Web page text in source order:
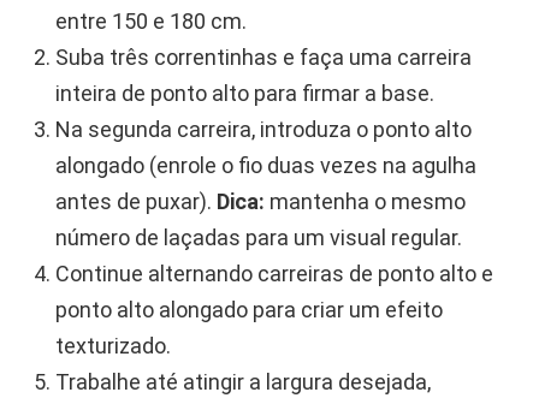
entre 150 e 180 cm.
Suba três correntinhas e faça uma carreira
inteira de ponto alto para firmar a base.
Na segunda carreira, introduza o ponto alto
alongado (enrole o fio duas vezes na agulha
antes de puxar). Dica: mantenha o mesmo
número de laçadas para um visual regular.
Continue alternando carreiras de ponto alto e
ponto alto alongado para criar um efeito
texturizado.
Trabalhe até atingir a largura desejada,